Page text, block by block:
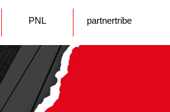
PNL partnertribe